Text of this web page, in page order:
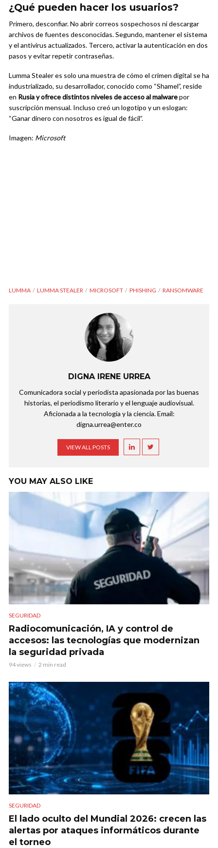
¿Qué pueden hacer los usuarios?
Primero, desconfiar. No abrir correos sospechosos ni descargar
archivos de fuentes desconocidas. Segundo, mantener el sistema
y el antivirus actualizados. Tercero, activar la autenticación en dos
pasos y evitar repetir contraseñas.
Lumma Stealer es solo una muestra de cómo el crimen digital se ha
industrializado, su desarrollador, conocido como “Shamel”, reside
en Rusia y ofrece distintos niveles de acceso al malwarepor
suscripción mensual. Incluso creó un logotipo y un eslogan:
“Ganar dinero con nosotros es igual de fácil”.
Imagen: Microsoft
LUMMA LUMMA STEALER MICROSOFT PHISHING RANSOMWARE
DIGNA IRENE URREA
Comunicadora social y periodista apasionada por las buenas
historias, el periodismo literario y el lenguaje audiovisual.
Aficionada a la tecnología y la ciencia. Email:
digna.urrea@enter.co
VIEW ALL POSTS
YOU MAY ALSO LIKE
SEGURIDAD
Radiocomunicación, IA y control de
accesos: las tecnologías que modernizan
la seguridad privada
94 views 2 min read
SEGURIDAD
El lado oculto del Mundial 2026: crecen las
alertas por ataques informáticos durante
el torneo